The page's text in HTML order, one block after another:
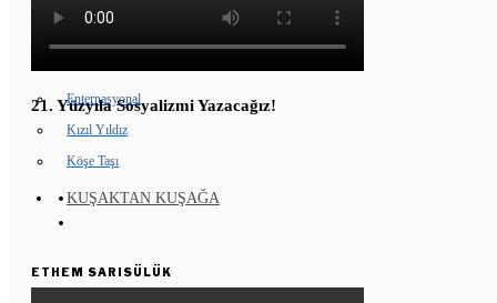
GENÇ KOMÜNARLAR
Enternasyonal
Kızıl Yıldız
Köşe Taşı
KUŞAKTAN KUŞAĞA
21. Yüzyıla Sosyalizmi Yazacağız!
ETHEM SARISÜLÜK